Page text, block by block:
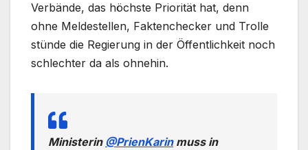
Verbände, das höchste Priorität hat, denn
ohne Meldestellen, Faktenchecker und Trolle
stünde die Regierung in der Öffentlichkeit noch
schlechter da als ohnehin.
Ministerin @PrienKarinmuss in